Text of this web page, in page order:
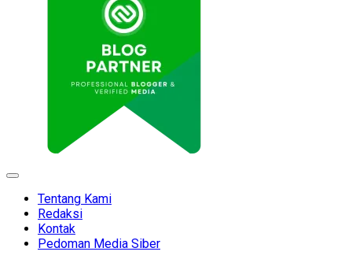
Expand
Tentang Kami
Redaksi
Kontak
Pedoman Media Siber